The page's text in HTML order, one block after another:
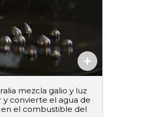
mezcla galio y luz
y convierte el agua de
el combustible del